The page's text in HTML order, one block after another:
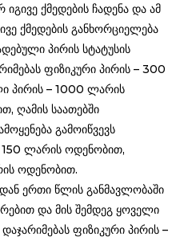
ქმედების ჩადენა და ამ
ქმედების განხორციელება
პირის სტატუსის
ფიზიკური პირის – 300
პირის – 1000 ლარის
ღამის საათებში
გამოიწვევს
150 ლარის ოდენობით,
ოდენობით.
ერთი წლის განმავლობაში
და მის შემდეგ ყოველი
ფიზიკური პირის –